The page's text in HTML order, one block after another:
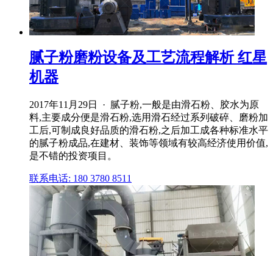
腻子粉磨粉设备及工艺流程解析 红星
机器
2017年11月29日 · 腻子粉,一般是由滑石粉、胶水为原
料,主要成分便是滑石粉,选用滑石经过系列破碎、磨粉加
工后,可制成良好品质的滑石粉,之后加工成各种标准水平
的腻子粉成品,在建材、装饰等领域有较高经济使用价值,
是不错的投资项目。
联系电话: 180 3780 8511